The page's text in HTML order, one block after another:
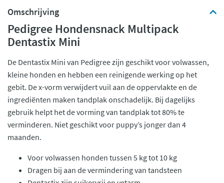
Omschrijving
Pedigree Hondensnack Multipack
Dentastix Mini
De Dentastix Mini van Pedigree zijn geschikt voor volwassen,
kleine honden en hebben een reinigende werking op het
gebit. De x-vorm verwijdert vuil aan de oppervlakte en de
ingrediënten maken tandplak onschadelijk. Bij dagelijks
gebruik helpt het de vorming van tandplak tot 80% te
verminderen. Niet geschikt voor puppy’s jonger dan 4
maanden.
Voor volwassen honden tussen 5 kg tot 10 kg
Dragen bij aan de vermindering van tandsteen